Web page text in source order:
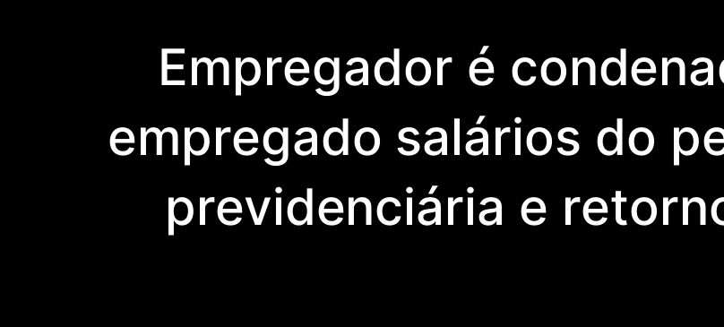
Empregador é
empregado salários do
previdenciária e